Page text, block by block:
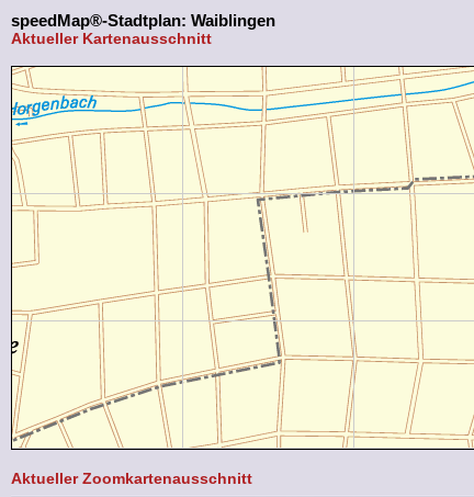
speedMap®-Stadtplan: Waiblingen
Aktueller Kartenausschnitt
Aktueller Zoomkartenausschnitt